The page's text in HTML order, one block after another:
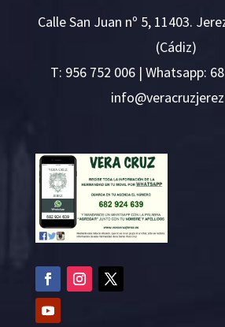
Calle San Juan nº 5, 11403.
(Cádiz)
T: 956 752 006 | Whatsapp:
rejzu
rcare
v@ofn
i